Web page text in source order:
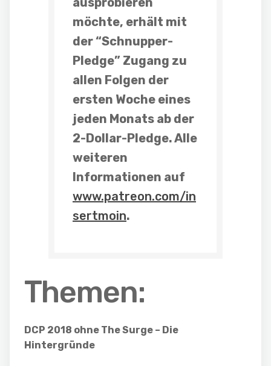
möchte, erhält mit
der “Schnupper-
Pledge” Zugang zu
allen Folgen der
ersten Woche eines
jeden Monats ab der
2-Dollar-Pledge. Alle
weiteren
Informationen auf
www.patreon.com/in
sertmoin.
Themen:
DCP 2018 ohne The Surge – Die
Hintergründe